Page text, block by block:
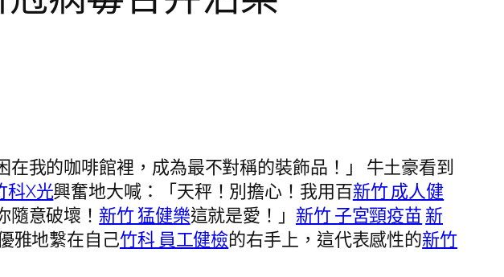
在我的咖啡館裡，成為最不對稱的裝飾品！」 牛土豪看到
科X光興奮地大喊：「天秤！別擔心！我用百新竹 成人健
隨意破壞！ 新竹 猛健樂這就是愛！」 新竹 子宮頸疫苗 新
雅地繫在自己竹科 員工健檢的右手上，這代表感性的新竹